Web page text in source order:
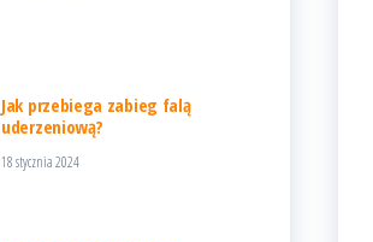
Jak przebiega zabieg falą
uderzeniową?
18 stycznia 2024